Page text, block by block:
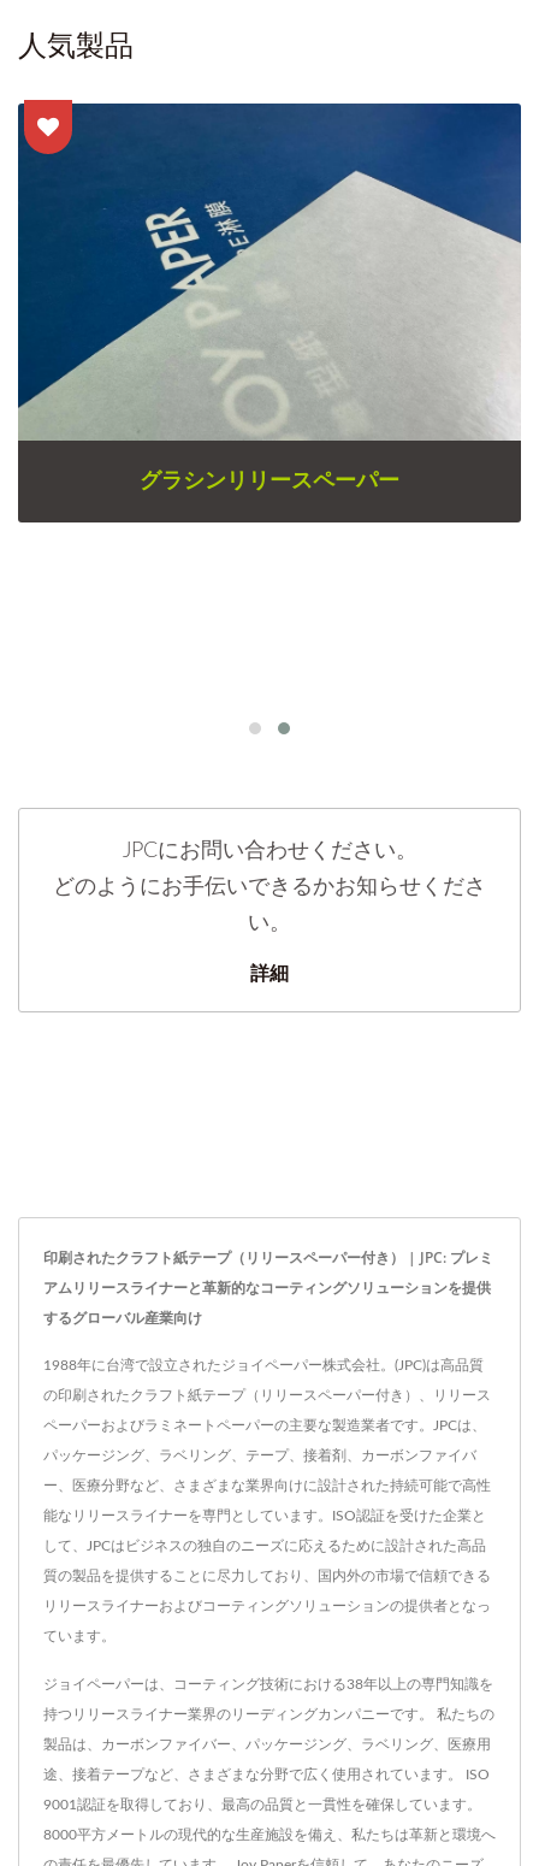
人気製品
グラシンリリースペーパー
JPCにお問い合わせください。
どのようにお手伝いできるかお知らせくださ
い。
詳細
印刷されたクラフト紙テープ（リリースペーパー付き） | JPC: プレミ
アムリリースライナーと革新的なコーティングソリューションを提供
するグローバル産業向け
1988年に台湾で設立されたジョイペーパー株式会社。(JPC)は高品質
の印刷されたクラフト紙テープ（リリースペーパー付き）、リリース
ペーパーおよびラミネートペーパーの主要な製造業者です。JPCは、
パッケージング、ラベリング、テープ、接着剤、カーボンファイバ
ー、医療分野など、さまざまな業界向けに設計された持続可能で高性
能なリリースライナーを専門としています。ISO認証を受けた企業と
して、JPCはビジネスの独自のニーズに応えるために設計された高品
質の製品を提供することに尽力しており、国内外の市場で信頼できる
リリースライナーおよびコーティングソリューションの提供者となっ
ています。
ジョイペーパーは、コーティング技術における38年以上の専門知識を
持つリリースライナー業界のリーディングカンパニーです。 私たちの
製品は、カーボンファイバー、パッケージング、ラベリング、医療用
途、接着テープなど、さまざまな分野で広く使用されています。 ISO
9001認証を取得しており、最高の品質と一貫性を確保しています。
8000平方メートルの現代的な生産施設を備え、私たちは革新と環境へ